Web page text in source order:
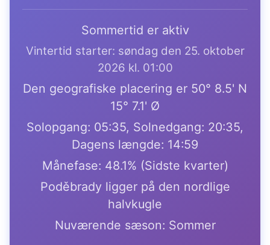
Sommertid er aktiv
Vintertid starter: søndag den 25. oktober
2026 kl. 01:00
Den geografiske placering er 50° 8.5' N
15° 7.1' Ø
Solopgang: 05:35, Solnedgang: 20:35,
Dagens længde: 14:59
Månefase: 48.1% (Sidste kvarter)
Poděbrady ligger på den nordlige
halvkugle
Nuværende sæson: Sommer